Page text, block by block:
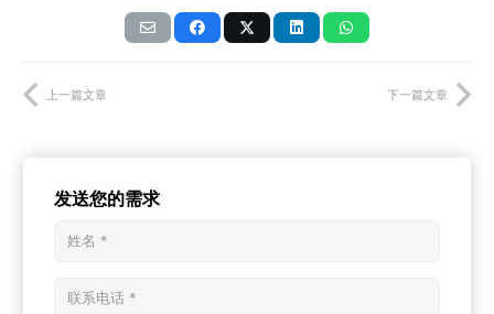
上一篇文章 下一篇文章
发送您的需求